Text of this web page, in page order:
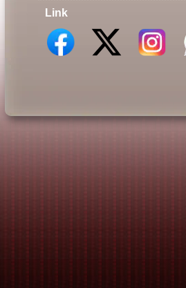
Link